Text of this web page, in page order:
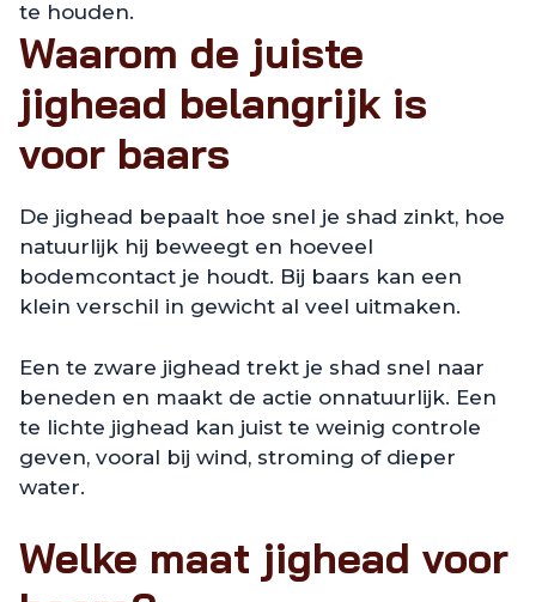
te houden.
Waarom de juiste
jighead belangrijk is
voor baars
De jighead bepaalt hoe snel je shad zinkt, hoe
natuurlijk hij beweegt en hoeveel
bodemcontact je houdt. Bij baars kan een
klein verschil in gewicht al veel uitmaken.
Een te zware jighead trekt je shad snel naar
beneden en maakt de actie onnatuurlijk. Een
te lichte jighead kan juist te weinig controle
geven, vooral bij wind, stroming of dieper
water.
Welke maat jighead voor